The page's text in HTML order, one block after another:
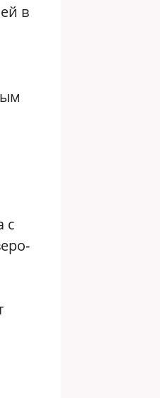
в
с